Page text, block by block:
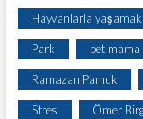
Hayvanlarla yaşamak
Park pet mama
Ramazan Pamuk
Stres Ömer